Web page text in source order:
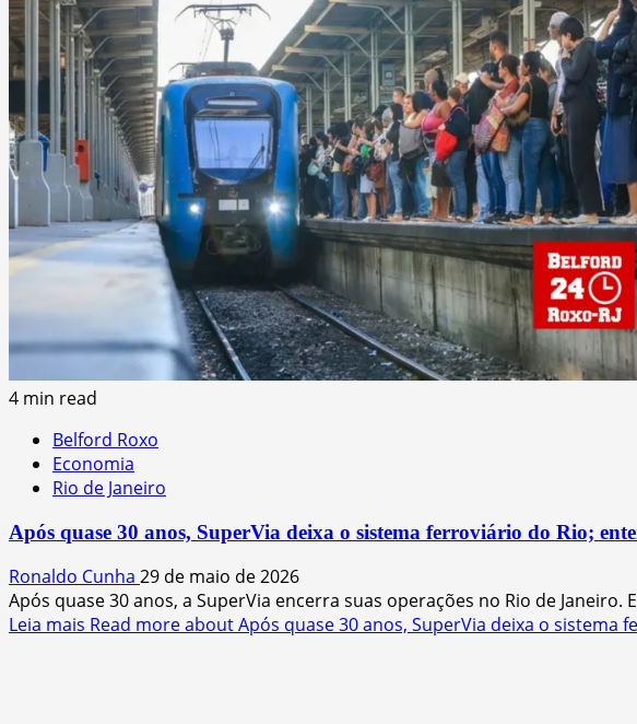
4 min read
Belford Roxo
Economia
Rio de Janeiro
Após quase 30 anos, SuperVia deixa o sistema ferroviário do Rio;
Ronaldo Cunha 29 de maio de 2026
Após quase 30 anos, a SuperVia encerra suas operações no Rio de Janeiro.
Leia mais Read more about Após quase 30 anos, SuperVia deixa o